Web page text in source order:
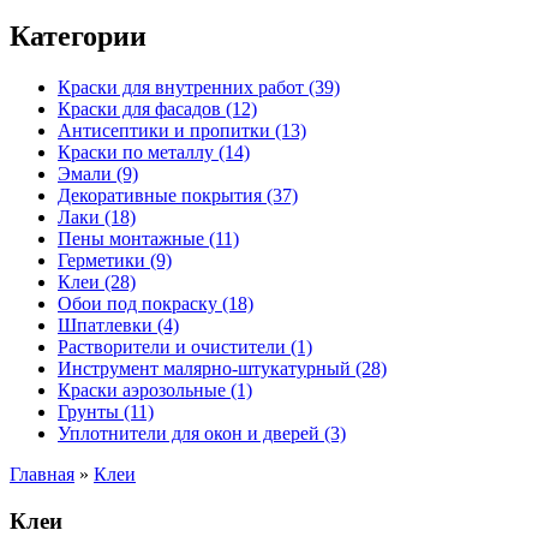
Категории
Краски для внутренних работ (39)
Краски для фасадов (12)
Антисептики и пропитки (13)
Краски по металлу (14)
Эмали (9)
Декоративные покрытия (37)
Лаки (18)
Пены монтажные (11)
Герметики (9)
Клеи (28)
Обои под покраску (18)
Шпатлевки (4)
Растворители и очистители (1)
Инструмент малярно-штукатурный (28)
Краски аэрозольные (1)
Грунты (11)
Уплотнители для окон и дверей (3)
Главная » Клеи
Клеи